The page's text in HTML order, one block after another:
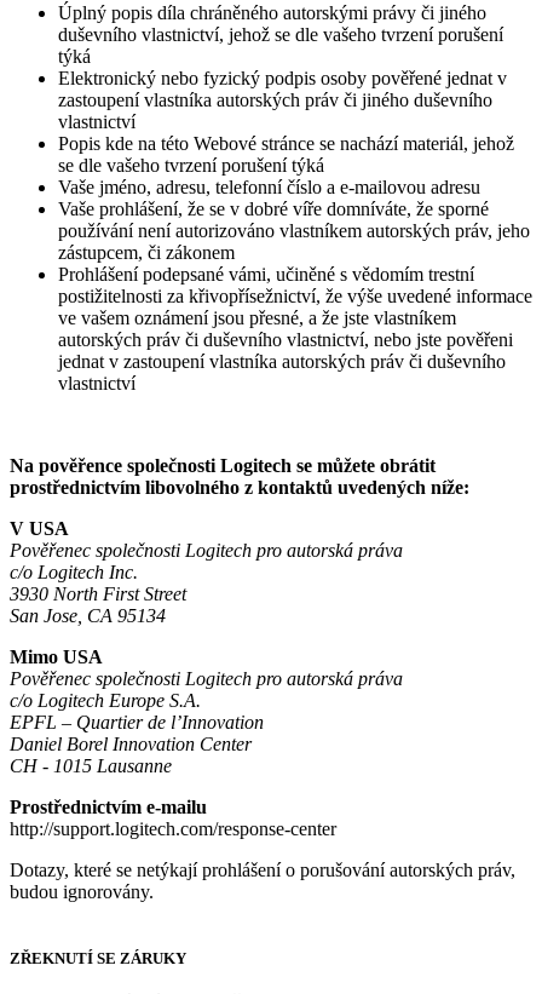
Úplný popis díla chráněného autorskými právy či jiného
duševního vlastnictví, jehož se dle vašeho tvrzení porušení
týká
Elektronický nebo fyzický podpis osoby pověřené jednat v
zastoupení vlastníka autorských práv či jiného duševního
vlastnictví
Popis kde na této Webové stránce se nachází materiál, jehož
se dle vašeho tvrzení porušení týká
Vaše jméno, adresu, telefonní číslo a e-mailovou adresu
Vaše prohlášení, že se v dobré víře domníváte, že sporné
používání není autorizováno vlastníkem autorských práv, jeho
zástupcem, či zákonem
Prohlášení podepsané vámi, učiněné s vědomím trestní
postižitelnosti za křivopřísežnictví, že výše uvedené informace
ve vašem oznámení jsou přesné, a že jste vlastníkem
autorských práv či duševního vlastnictví, nebo jste pověřeni
jednat v zastoupení vlastníka autorských práv či duševního
vlastnictví
Na pověřence společnosti Logitech se můžete obrátit
prostřednictvím libovolného z kontaktů uvedených níže:
V USA
Pověřenec společnosti Logitech pro autorská práva
c/o Logitech Inc.
3930 North First Street
San Jose, CA 95134
Mimo USA
Pověřenec společnosti Logitech pro autorská práva
c/o Logitech Europe S.A.
EPFL – Quartier de l’Innovation
Daniel Borel Innovation Center
CH - 1015 Lausanne
Prostřednictvím e-mailu
http://support.logitech.com/response-center
Dotazy, které se netýkají prohlášení o porušování autorských práv,
budou ignorovány.
ZŘEKNUTÍ SE ZÁRUKY